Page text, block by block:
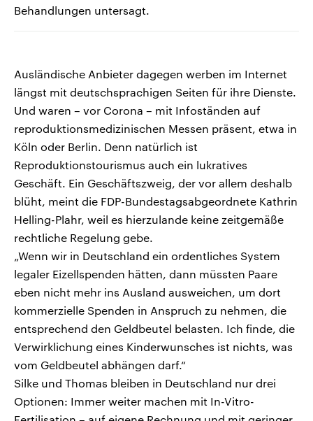
Behandlungen untersagt.
Ausländische Anbieter dagegen werben im Internet
längst mit deutschsprachigen Seiten für ihre Dienste.
Und waren – vor Corona – mit Infoständen auf
reproduktionsmedizinischen Messen präsent, etwa in
Köln oder Berlin. Denn natürlich ist
Reproduktionstourismus auch ein lukratives
Geschäft. Ein Geschäftszweig, der vor allem deshalb
blüht, meint die FDP-Bundestagsabgeordnete Kathrin
Helling-Plahr, weil es hierzulande keine zeitgemäße
rechtliche Regelung gebe.
„Wenn wir in Deutschland ein ordentliches System
legaler Eizellspenden hätten, dann müssten Paare
eben nicht mehr ins Ausland ausweichen, um dort
kommerzielle Spenden in Anspruch zu nehmen, die
entsprechend den Geldbeutel belasten. Ich finde, die
Verwirklichung eines Kinderwunsches ist nichts, was
vom Geldbeutel abhängen darf.“
Silke und Thomas bleiben in Deutschland nur drei
Optionen: Immer weiter machen mit In-Vitro-